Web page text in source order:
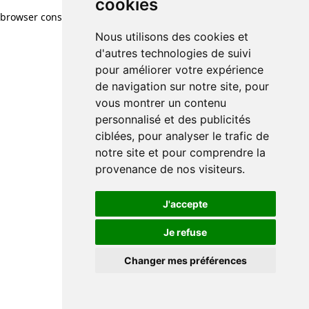
cookies
Nous utilisons des cookies et
d'autres technologies de suivi
pour améliorer votre expérience
de navigation sur notre site, pour
vous montrer un contenu
personnalisé et des publicités
ciblées, pour analyser le trafic de
notre site et pour comprendre la
provenance de nos visiteurs.
J'accepte
Je refuse
Changer mes préférences
browser console for more information)